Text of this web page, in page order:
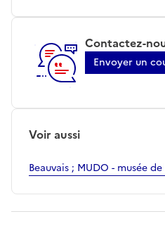
Contactez-
Envoyer un
Voir aussi
Beauvais ; MUDO - musée